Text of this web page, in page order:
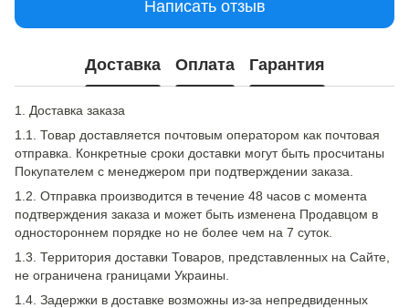
Написать отзыв
Доставка Оплата Гарантия
1. Доставка заказа
1.1. Товар доставляется почтовым оператором как почтовая
отправка. Конкретные сроки доставки могут быть просчитаны
Покупателем с менеджером при подтверждении заказа.
1.2. Отправка производится в течение 48 часов с момента
подтверждения заказа и может быть изменена Продавцом в
одностороннем порядке но не более чем на 7 суток.
1.3. Территория доставки Товаров, представленных на Сайте,
не ограничена границами Украины.
1.4. Задержки в доставке возможны из-за непредвиденных